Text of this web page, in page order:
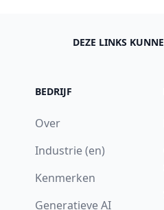
DEZE LINKS
BEDRIJF
Over
Industrie (en)
Kenmerken
Generatieve AI